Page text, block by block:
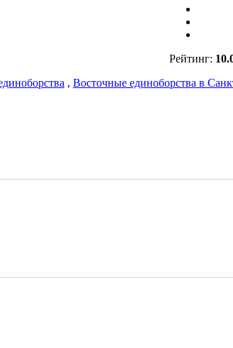
Рейтинг:
, Восточные единоборства в